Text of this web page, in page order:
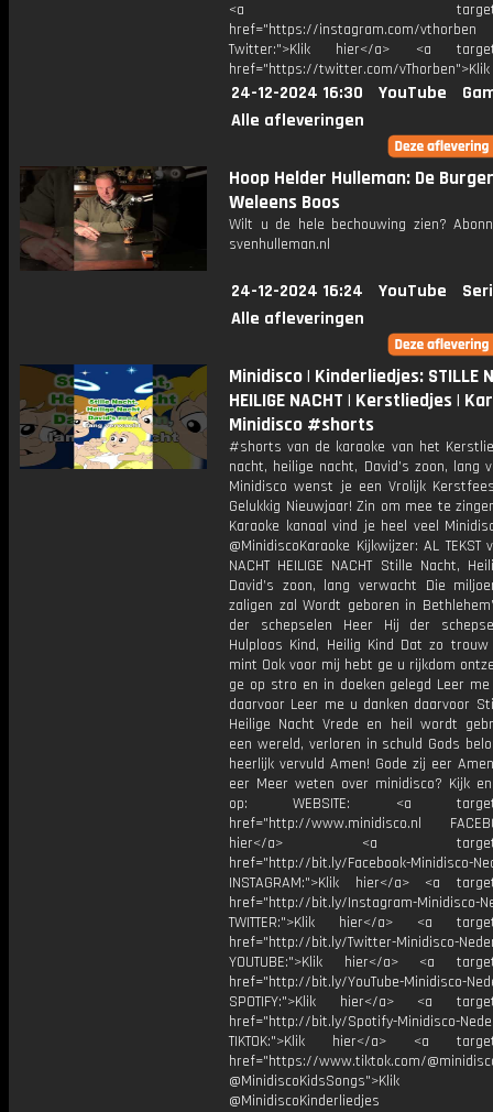
<a
href="https://instagram.com/vthorben
Twitter:">Klik hier</a> <a
href="https://twitter.com/
24-12-2024 16:30 YouTube
Alle afleveringen
Hoop Helder Hulleman: De
Weleens Boos
Wilt u de hele bechouwing zien?
svenhulleman.nl
24-12-2024 16:24 YouTube
Alle afleveringen
Minidisco | Kinderliedjes: STILLE
HEILIGE NACHT | Kerstliedjes |
Minidisco #shorts
#shorts van de karaoke van het
nacht, heilige nacht, David’s zoon, lang
Minidisco wenst je een Vrolijk
Gelukkig Nieuwjaar! Zin om mee te
Karaoke kanaal vind je heel veel
⁠@MinidiscoKaraoke Kijkwijzer: AL TEKST
NACHT HEILIGE NACHT Stille Nacht,
David’s zoon, lang verwacht Die
zaligen zal Wordt geboren in
der schepselen Heer Hij der
Hulploos Kind, Heilig Kind Dat zo trouw
mint Ook voor mij hebt ge u rijkdom
ge op stro en in doeken gelegd Leer
daarvoor Leer me u danken daarvoor
Heilige Nacht Vrede en heil wordt
een wereld, verloren in schuld Gods
heerlijk vervuld Amen! Gode zij eer
eer Meer weten over minidisco? Kijk
op: WEBSITE: <a
href="http://www.minidisco.nl
hier</a> <a
href="http://bit.ly/Facebook-Minidisco-
INSTAGRAM:">Klik hier</a> <a
href="http://bit.ly/Instagram-Minidisco-
TWITTER:">Klik hier</a> <a
href="http://bit.ly/Twitter-Minidisco-
YOUTUBE:">Klik hier</a> <a
href="http://bit.ly/YouTube-Minidisco-
SPOTIFY:">Klik hier</a> <a
href="http://bit.ly/Spotify-Minidisco-
TIKTOK:">Klik hier</a> <a
href="https://www.tiktok.com/
@MinidiscoKidsSongs">Klik
@MinidiscoKinderliedjes